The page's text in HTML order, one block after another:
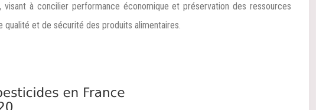
visant à concilier performance économique et préservation des ressources
et de sécurité des produits alimentaires.